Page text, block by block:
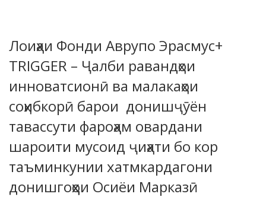
Лоиҳаи Фонди Аврупо Эрасмус+
TRIGGER – Ҷалби равандҳои
инноватсионӣ ва малакаҳои
соҳибкорӣ барои донишҷӯён
тавассути фароҳам овардани
шароити мусоид ҷиҳати бо кор
таъминкунии хатмкардагони
донишгоҳҳои Осиёи Марказӣ